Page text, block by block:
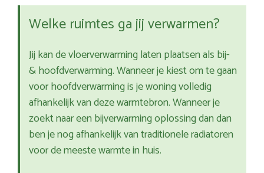
Welke ruimtes ga jij verwarmen?
Jij kan de vloerverwarming laten plaatsen als bij-
& hoofdverwarming. Wanneer je kiest om te gaan
voor hoofdverwarming is je woning volledig
afhankelijk van deze warmtebron. Wanneer je
zoekt naar een bijverwarming oplossing dan dan
ben je nog afhankelijk van traditionele radiatoren
voor de meeste warmte in huis.